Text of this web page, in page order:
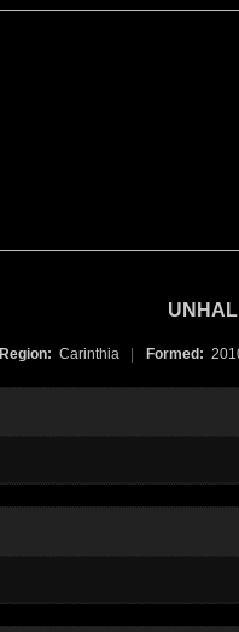
Region: Carinthia Formed: